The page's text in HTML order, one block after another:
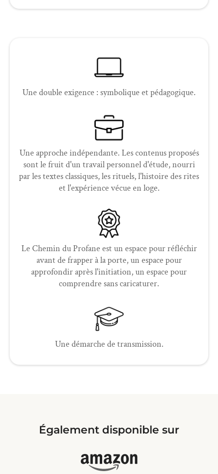
Une double exigence : symbolique et pédagogique.
Une approche indépendante. Les contenus proposés
sont le fruit d'un travail personnel d'étude, nourri
par les textes classiques, les rituels, l'histoire des rites
et l'expérience vécue en loge.
Le Chemin du Profane est un espace pour réfléchir
avant de frapper à la porte, un espace pour
approfondir après l'initiation, un espace pour
comprendre sans caricaturer.
Une démarche de transmission.
Également disponible sur